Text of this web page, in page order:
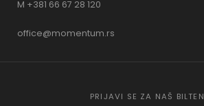
M +381 66 67 28 120
office@momentum.rs
PRIJAVI SE ZA NAŠ BILTEN